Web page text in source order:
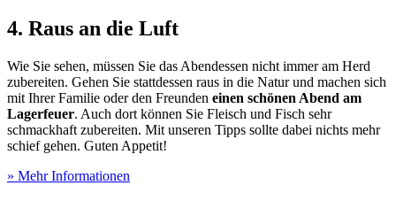
4. Raus an die Luft
Wie Sie sehen, müssen Sie das Abendessen nicht immer am Herd
zubereiten. Gehen Sie stattdessen raus in die Natur und machen sich
mit Ihrer Familie oder den Freunden einen schönen Abend am
Lagerfeuer. Auch dort können Sie Fleisch und Fisch sehr
schmackhaft zubereiten. Mit unseren Tipps sollte dabei nichts mehr
schief gehen. Guten Appetit!
» Mehr Informationen